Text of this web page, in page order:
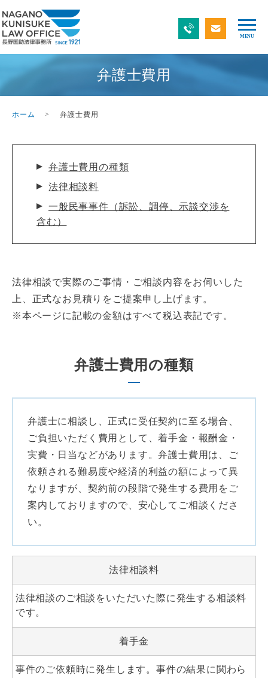
弁護士費用
ホーム 弁護士費用
弁護士費用の種類
法律相談料
一般民事事件（訴訟、調停、示談交渉を
含む）
法律相談で実際のご事情・ご相談内容をお伺いした
上、正式なお見積りをご提案申し上げます。
※本ページに記載の金額はすべて税込表記です。
弁護士費用の種類
弁護士に相談し、正式に受任契約に至る場合、
ご負担いただく費用として、着手金・報酬金・
実費・日当などがあります。弁護士費用は、ご
依頼される難易度や経済的利益の額によって異
なりますが、契約前の段階で発生する費用をご
案内しておりますので、安心してご相談くださ
い。
法律相談料
法律相談のご相談をいただいた際に発生する相談料
です。
着手金
事件のご依頼時に発生します。事件の結果に関わら